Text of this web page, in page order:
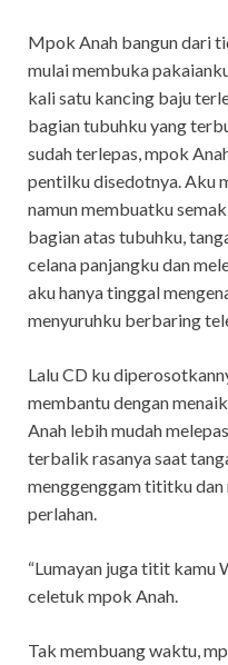
Mpok Anah bangun dari
mulai membuka
kali satu kancing baju
bagian tubuhku yang
sudah terlepas, mpok
pentilku disedotnya. Aku
namun membuatku
bagian atas tubuhku,
celana panjangku dan
aku hanya tinggal
menyuruhku berbaring
Lalu CD ku
membantu dengan
Anah lebih mudah
terbalik rasanya saat
menggenggam tititku dan
perlahan.
“Lumayan juga titit kamu
celetuk mpok Anah.
Tak membuang waktu,